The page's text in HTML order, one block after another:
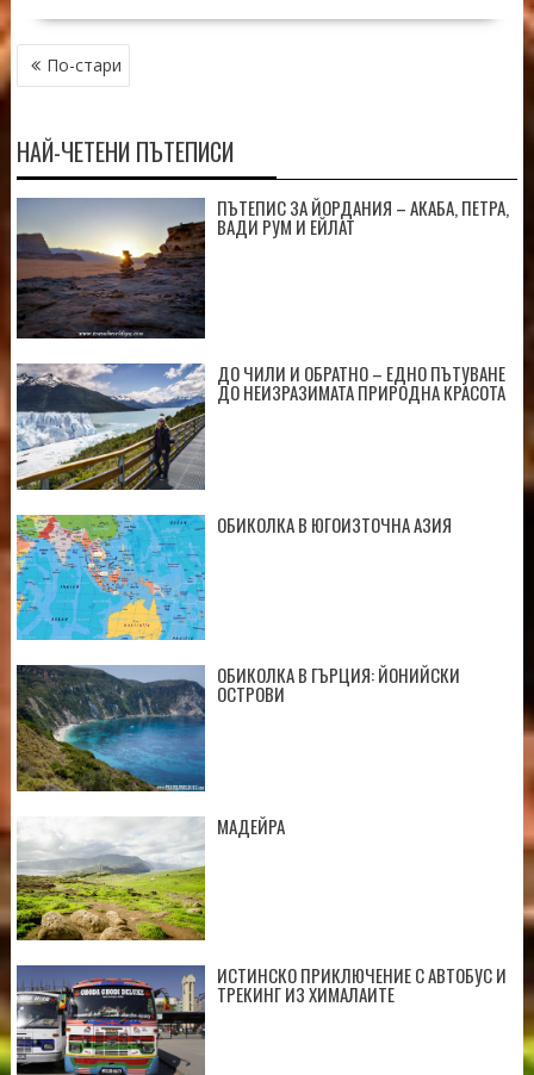
НАВИГАЦИЯ
По-стари
НАЙ-ЧЕТЕНИ ПЪТЕПИСИ
ПЪТЕПИС ЗА ЙОРДАНИЯ – АКАБА, ПЕТРА,
ВАДИ РУМ И ЕЙЛАТ
ДО ЧИЛИ И ОБРАТНО – ЕДНО ПЪТУВАНЕ
ДО НЕИЗРАЗИМАТА ПРИРОДНА КРАСОТА
ОБИКОЛКА В ЮГОИЗТОЧНА АЗИЯ
ОБИКОЛКА В ГЪРЦИЯ: ЙОНИЙСКИ
ОСТРОВИ
МАДЕЙРА
ИСТИНСКО ПРИКЛЮЧЕНИЕ С АВТОБУС И
ТРЕКИНГ ИЗ ХИМАЛАИТЕ